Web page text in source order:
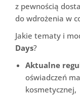
z pewnością
do wdrożenia w
Jakie tematy i
Days?
Aktualne
oświadczeń
kosmetycznej,